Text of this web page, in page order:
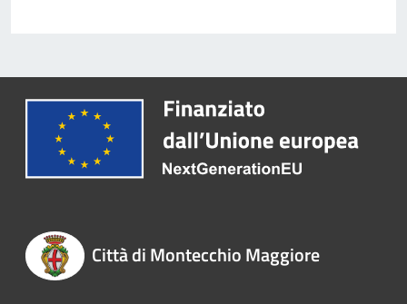
Città di Montecchio Maggiore